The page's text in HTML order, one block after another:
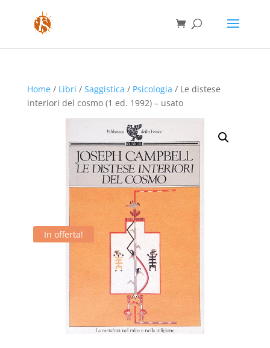
Home/ Libri / Saggistica / Psicologia / Le distese
interiori del cosmo (1 ed. 1992) – usato
In offerta!